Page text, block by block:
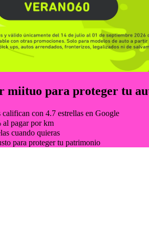
miituo para proteger tu
con 4.7 estrellas en Google
al pagar por km
cuando quieras
para proteger tu patrimonio